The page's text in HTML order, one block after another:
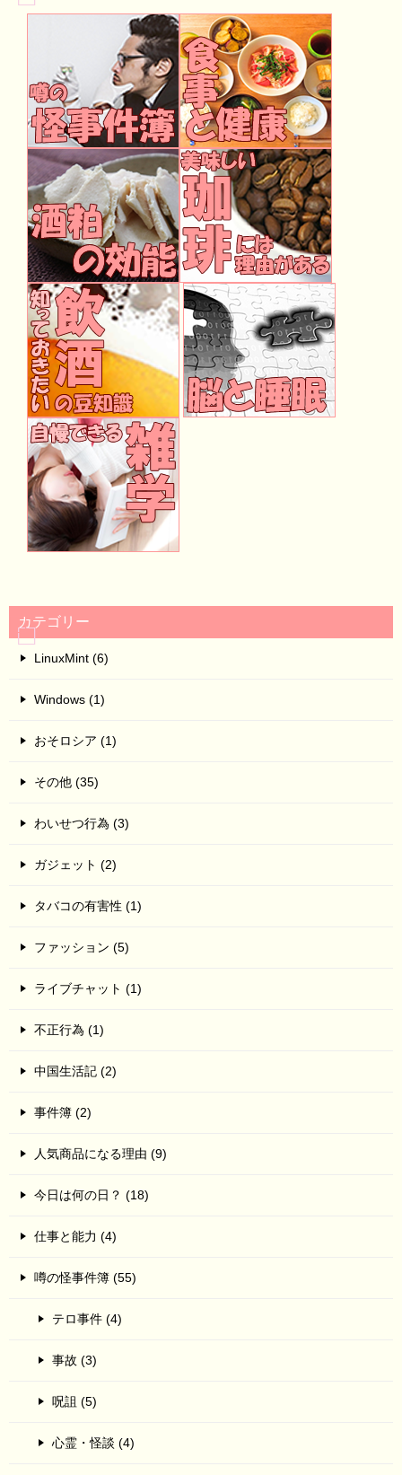
カテゴリー
LinuxMint (6)
Windows (1)
おそロシア (1)
その他 (35)
わいせつ行為 (3)
ガジェット (2)
タバコの有害性 (1)
ファッション (5)
ライブチャット (1)
不正行為 (1)
中国生活記 (2)
事件簿 (2)
人気商品になる理由 (9)
今日は何の日？ (18)
仕事と能力 (4)
噂の怪事件簿 (55)
テロ事件 (4)
事故 (3)
呪詛 (5)
心霊・怪談 (4)